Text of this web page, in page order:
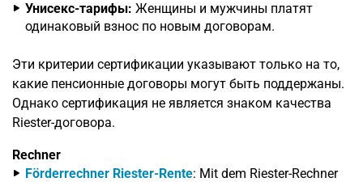
Унисекс-тарифы: Женщины и мужчины платят
одинаковый взнос по новым договорам.
Эти критерии сертификации указывают только на то,
какие пенсионные договоры могут быть поддержаны.
Однако сертификация не является знаком качества
Riester-договора.
Rechner
Förderrechner Riester-Rente: Mit dem Riester-Rechner